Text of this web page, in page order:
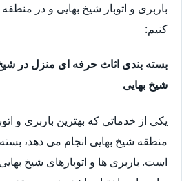
باربری و اتوبار شیخ بهایی و در
کنیم:
بسته بندی اثاث حرفه ای منزل در
شیخ بهایی
یکی از خدماتی که بهترین باربری و
منطقه شیخ بهایی انجام می دهد، بسته
است. باربری ها و اتوبارهای شیخ